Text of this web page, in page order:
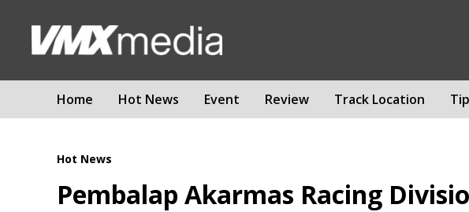
Home Hot News Event Review Track Location
Hot News
Pembalap Akarmas Racing